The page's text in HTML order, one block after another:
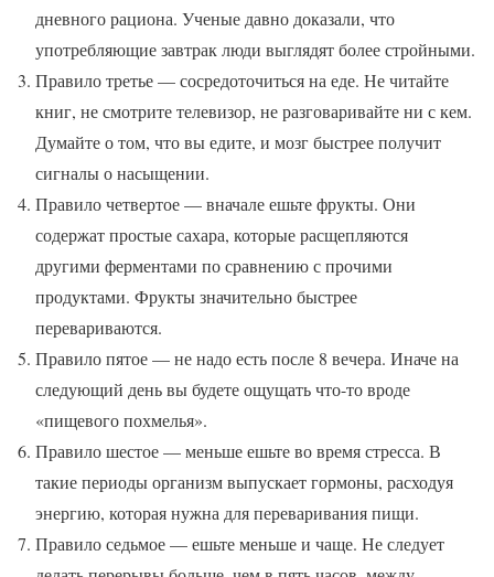
дневного рациона. Ученые давно доказали, что
употребляющие завтрак люди выглядят более стройными.
Правило третье — сосредоточиться на еде. Не читайте
книг, не смотрите телевизор, не разговаривайте ни с кем.
Думайте о том, что вы едите, и мозг быстрее получит
сигналы о насыщении.
Правило четвертое — вначале ешьте фрукты. Они
содержат простые сахара, которые расщепляются
другими ферментами по сравнению с прочими
продуктами. Фрукты значительно быстрее
перевариваются.
Правило пятое — не надо есть после 8 вечера. Иначе на
следующий день вы будете ощущать что-то вроде
«пищевого похмелья».
Правило шестое — меньше ешьте во время стресса. В
такие периоды организм выпускает гормоны, расходуя
энергию, которая нужна для переваривания пищи.
Правило седьмое — ешьте меньше и чаще. Не следует